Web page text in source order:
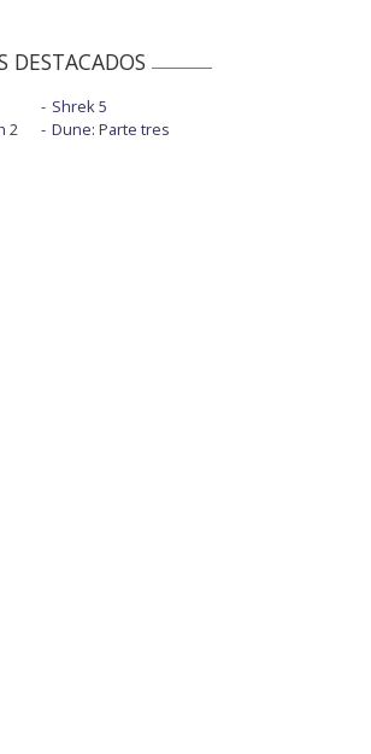
DESTACADOS
2
Shrek 5
Dune: Parte tres